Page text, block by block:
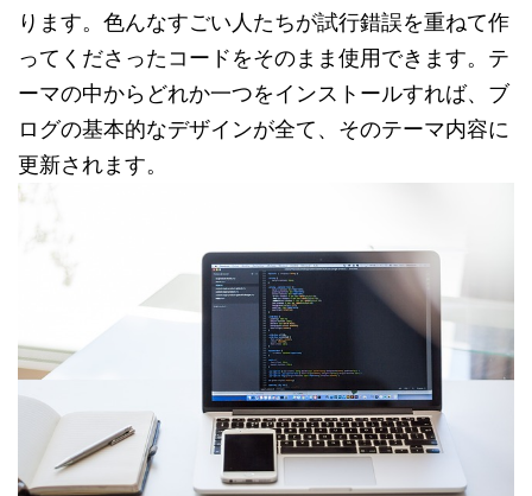
ります。色んなすごい人たちが試行錯誤を重ねて作
ってくださったコードをそのまま使用できます。テ
ーマの中からどれか一つをインストールすれば、ブ
ログの基本的なデザインが全て、そのテーマ内容に
更新されます。